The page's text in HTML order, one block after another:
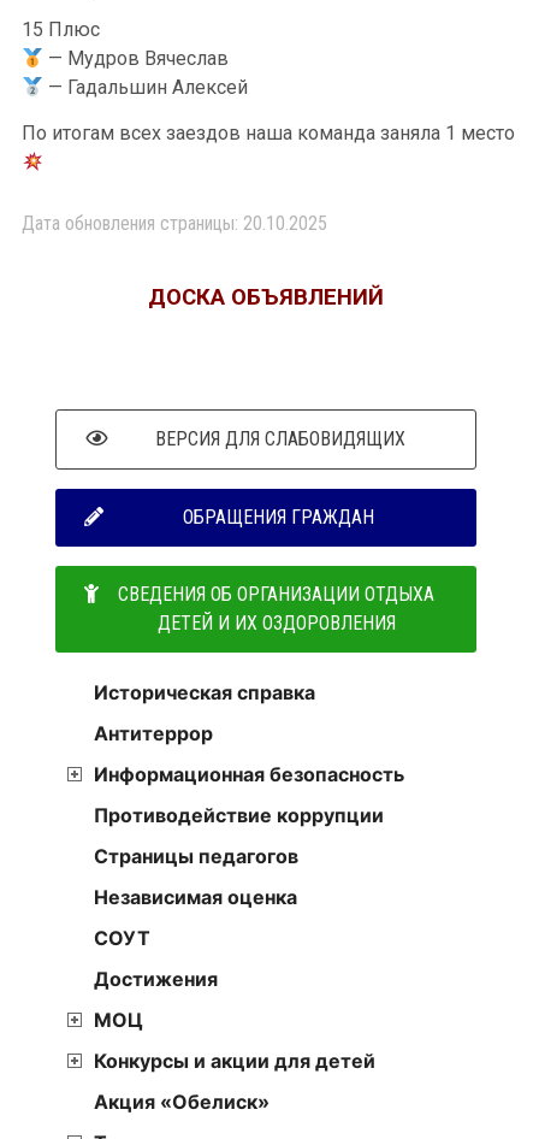
15 Плюс
— Мудров Вячеслав
— Гадальшин Алексей
По итогам всех заездов наша команда заняла 1 место
Дата обновления страницы: 20.10.2025
ДОСКА ОБЪЯВЛЕНИЙ
ВЕРСИЯ ДЛЯ СЛАБОВИДЯЩИХ
ОБРАЩЕНИЯ ГРАЖДАН
СВЕДЕНИЯ ОБ ОРГАНИЗАЦИИ ОТДЫХА
ДЕТЕЙ И ИХ ОЗДОРОВЛЕНИЯ
Историческая справка
Антитеррор
Информационная безопасность
Противодействие коррупции
Страницы педагогов
Независимая оценка
СОУТ
Достижения
МОЦ
Конкурсы и акции для детей
Акция «Обелиск»